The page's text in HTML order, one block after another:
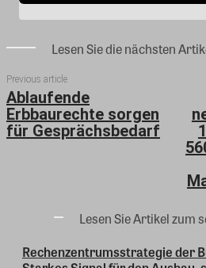
Lesen Sie die nächsten
Previous article
Ablaufende
Erbbaurechte sorgen
für Gesprächsbedarf
Lesen Sie Artikel zum
Rechenzentrumsstrategie der